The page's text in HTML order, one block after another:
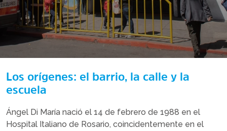
Los orígenes: el barrio, la calle y la
escuela
Ángel Di María nació el 14 de febrero de 1988 en el
Hospital Italiano de Rosario, coincidentemente en el